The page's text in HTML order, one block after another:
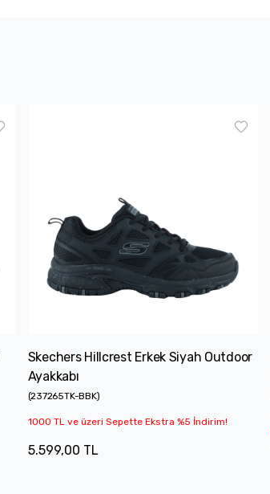
Skechers Hillcrest Erkek Siyah Outdoor
Ayakkabı
(237265TK-BBK)
1000 TL ve üzeri Sepette Ekstra %5 İndirim!
5.599,00 TL